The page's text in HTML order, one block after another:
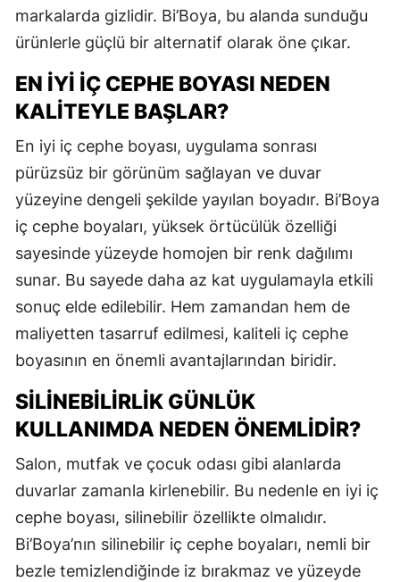
markalarda gizlidir. Bi’Boya, bu alanda sunduğu
ürünlerle güçlü bir alternatif olarak öne çıkar.
EN İYI İÇ CEPHE BOYASI NEDEN
KALITEYLE BAŞLAR?
En iyi iç cephe boyası, uygulama sonrası
pürüzsüz bir görünüm sağlayan ve duvar
yüzeyine dengeli şekilde yayılan boyadır. Bi’Boya
iç cephe boyaları, yüksek örtücülük özelliği
sayesinde yüzeyde homojen bir renk dağılımı
sunar. Bu sayede daha az kat uygulamayla etkili
sonuç elde edilebilir. Hem zamandan hem de
maliyetten tasarruf edilmesi, kaliteli iç cephe
boyasının en önemli avantajlarından biridir.
SILINEBILIRLIK GÜNLÜK
KULLANIMDA NEDEN ÖNEMLIDIR?
Salon, mutfak ve çocuk odası gibi alanlarda
duvarlar zamanla kirlenebilir. Bu nedenle en iyi iç
cephe boyası, silinebilir özellikte olmalıdır.
Bi’Boya’nın silinebilir iç cephe boyaları, nemli bir
bezle temizlendiğinde iz bırakmaz ve yüzeyde